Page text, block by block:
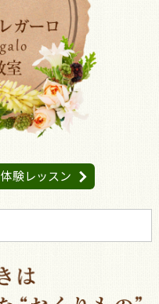
体験レッスン